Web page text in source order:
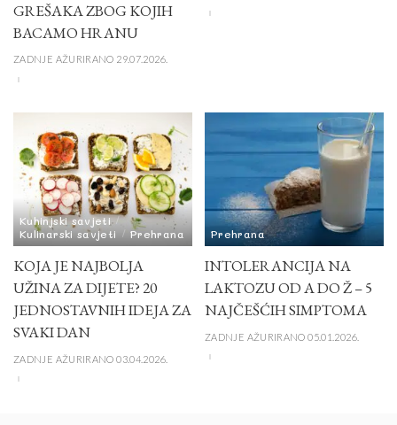
GREŠAKA ZBOG KOJIH
BACAMO HRANU
ZADNJE AŽURIRANO 29.07.2026.
Kuhinjski savjeti
Kulinarski savjeti
Prehrana
KOJA JE NAJBOLJA
UŽINA ZA DIJETE? 20
JEDNOSTAVNIH IDEJA ZA
SVAKI DAN
ZADNJE AŽURIRANO 03.04.2026.
Prehrana
INTOLERANCIJA NA
LAKTOZU OD A DO Ž – 5
NAJČEŠĆIH SIMPTOMA
ZADNJE AŽURIRANO 05.01.2026.